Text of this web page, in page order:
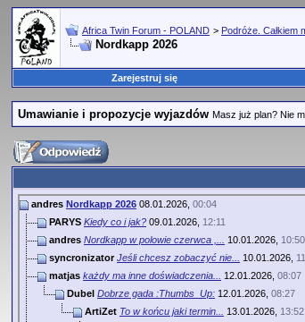
Africa Twin Forum - POLAND > Podróże. Całkiem
Nordkapp 2026
Zarejestruj się
Umawianie i propozycje wyjazdów Masz już plan? Nie
andres Nordkapp 2026 08.01.2026, 00:04
PARYS Kiedy co i jak? 09.01.2026, 12:11
andres Nordkapp w polowie czerwca ,... 10.01.2026, 10:50
syncronizator Jeśli chcesz zobaczyć nie... 10.01.2026,
matjas każdy ma inne doświadczenia... 12.01.2026, 08:07
Dubel Dobrze gada :Thumbs_Up: 12.01.2026, 08:27
ArtiZet To w końcu jaki termin... 13.01.2026, 13:52